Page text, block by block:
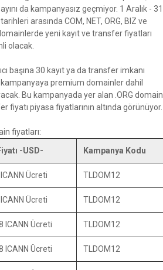
da kampanyasız geçmiyor. 1 Aralık - 31
arasında COM, NET, ORG, BIZ ve
yeni kayıt ve transfer fiyatları
olacak.
başına 30 kayıt ya da transfer imkanı
premium domainler dahil
Bu kampanyada yer alan .ORG domain
fiyatı piyasa fiyatlarının altında görünüyor.
fiyatları:
-USD- Kampanya Kodu
Ücreti TLDOM12
Ücreti TLDOM12
ICANN Ücreti TLDOM12
ICANN Ücreti TLDOM12